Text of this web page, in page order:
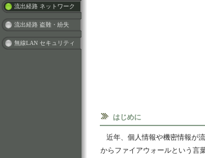
流出経路 ネットワーク
流出経路 盗難・紛失
無線LAN セキュリティ
はじめに
近年、個人情報や機密情報が
からファイアウォールという言